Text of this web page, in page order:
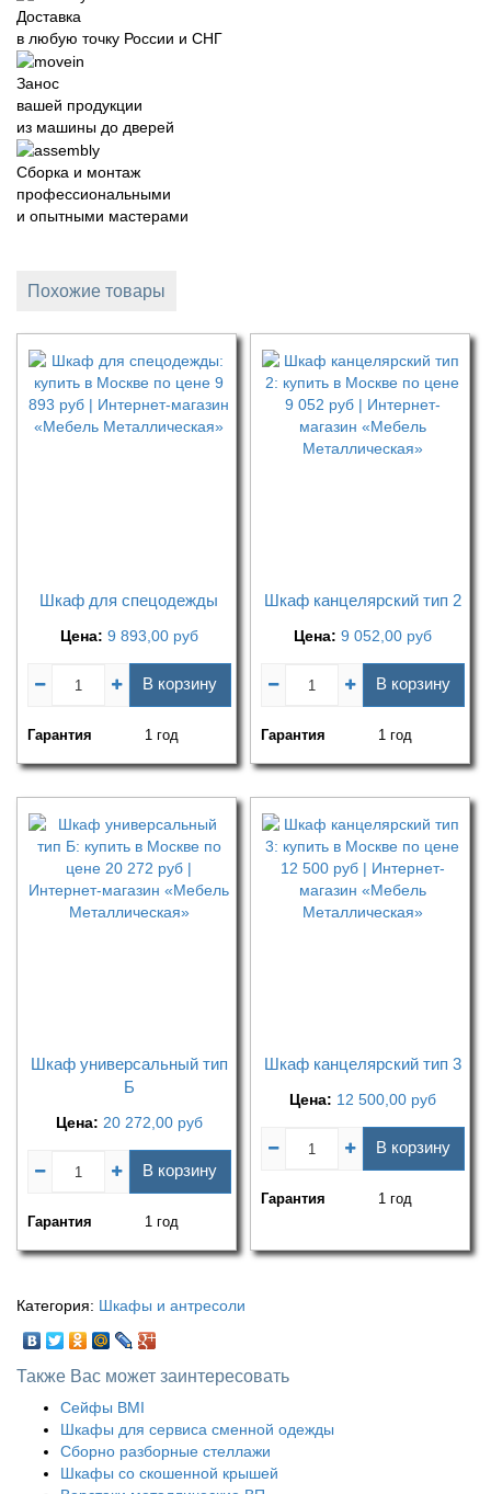
Доставка
в любую точку России и СНГ
Занос
вашей продукции
из машины до дверей
Сборка и монтаж
профессиональными
и опытными мастерами
Похожие товары
Шкаф для спецодежды
Цена: 9 893,00 руб
В корзину
Гарантия 1 год
Шкаф канцелярский тип 2
Цена: 9 052,00 руб
В корзину
Гарантия 1 год
Шкаф универсальный тип
Б
Цена: 20 272,00 руб
В корзину
Гарантия 1 год
Шкаф канцелярский тип 3
Цена: 12 500,00 руб
В корзину
Гарантия 1 год
Категория: Шкафы и антресоли
Также Вас может заинтересовать
Сейфы ВМI
Шкафы для сервиса сменной одежды
Сборно разборные стеллажи
Шкафы со скошенной крышей